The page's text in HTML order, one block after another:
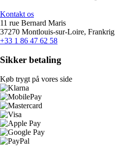
Kontakt os
11 rue Bernard Maris
37270 Montlouis-sur-Loire, Frankrig
+33 1 86 47 62 58
Sikker betaling
Køb trygt på vores side